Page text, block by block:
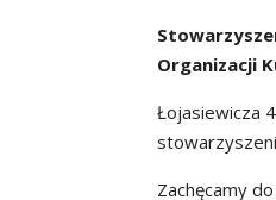
Organizacji
Łojasiewicza
Zachęcamy